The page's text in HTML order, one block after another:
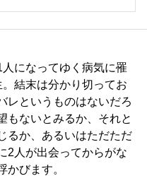
になってゆく病気に罹
結末は分かり切ってお
レというものはないだろ
もないとみるか、それと
るか、あるいはただただ
2人が出会ってからがな
かびます。